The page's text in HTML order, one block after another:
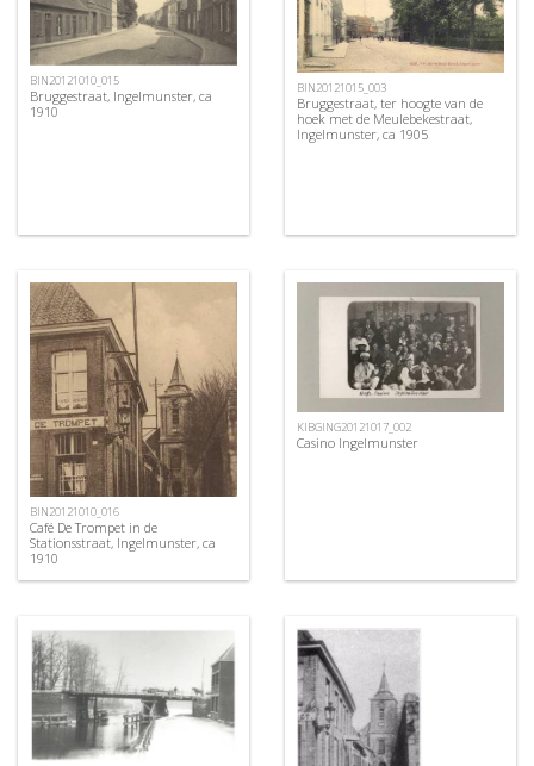
BIN20121010_015
Bruggestraat, Ingelmunster, ca
1910
BIN20121015_003
Bruggestraat, ter hoogte van de
hoek met de Meulebekestraat,
Ingelmunster, ca 1905
BIN20121010_016
Café De Trompet in de
Stationsstraat, Ingelmunster, ca
1910
KIBGING20121017_002
Casino Ingelmunster